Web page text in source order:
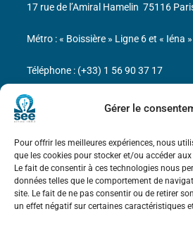
Gérer le
Pour offrir les meilleures expériences, nous
que les cookies pour stocker et/ou accéder
Le fait de consentir à ces technologies nous
données telles que le comportement de
site. Le fait de ne pas consentir ou de retirer
un effet négatif sur certaines caractéristiques
Bicentenaire des
Marie Ampère
Mentions légales
17 rue de l’Amiral Hamelin 75116
Métro : « Boissière » Ligne 6 et « Iéna
Téléphone : (+33) 1 56 90 37 17
N° de SIREN : 785 393 232, Code APE
communautaire : FR44 785 393 232